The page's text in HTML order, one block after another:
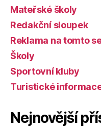
Mateřské školy
Redakční sloupek
Reklama na tomto
Školy
Sportovní kluby
Turistické
Nejnovější